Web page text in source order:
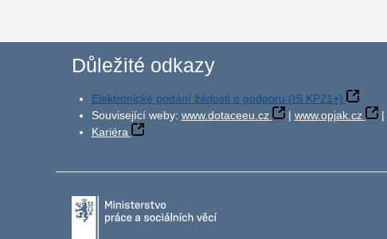
Důležité odkazy
Elektronické podání žádosti o podporu (IS KP21+)
Související weby: www.dotaceeu.cz | www.opjak.cz |
Kariéra